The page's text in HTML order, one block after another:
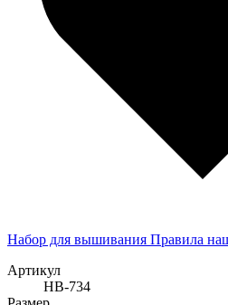
Набор для вышивания Правила
Артикул
НВ-734